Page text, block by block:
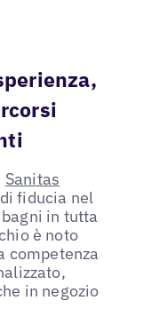
Sanitas
fiducia nel
in tutta
è noto
competenza
in negozio